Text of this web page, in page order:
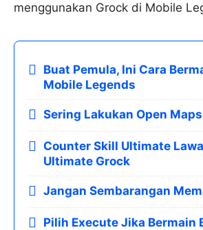
menggunakan Grock di Mobile
Buat Pemula, Ini Cara
Mobile Legends
Sering Lakukan Open Maps
Counter Skill Ultimate
Ultimate Grock
Jangan Sembarangan
Pilih Execute Jika Bermain